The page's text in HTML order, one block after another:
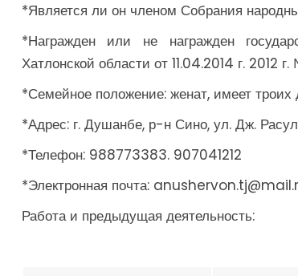
*Является ли он членом Собрания
*Награжден или не награжден
Хатлонской области от 11.04.2014 г.
*Семейное положение: женат, имеет троих
*Адрес: г. Душанбе, р-н Сино, ул. Дж.
*Телефон: 988773383. 907041212
*Электронная почта:
Работа и предыдущая деятельность: